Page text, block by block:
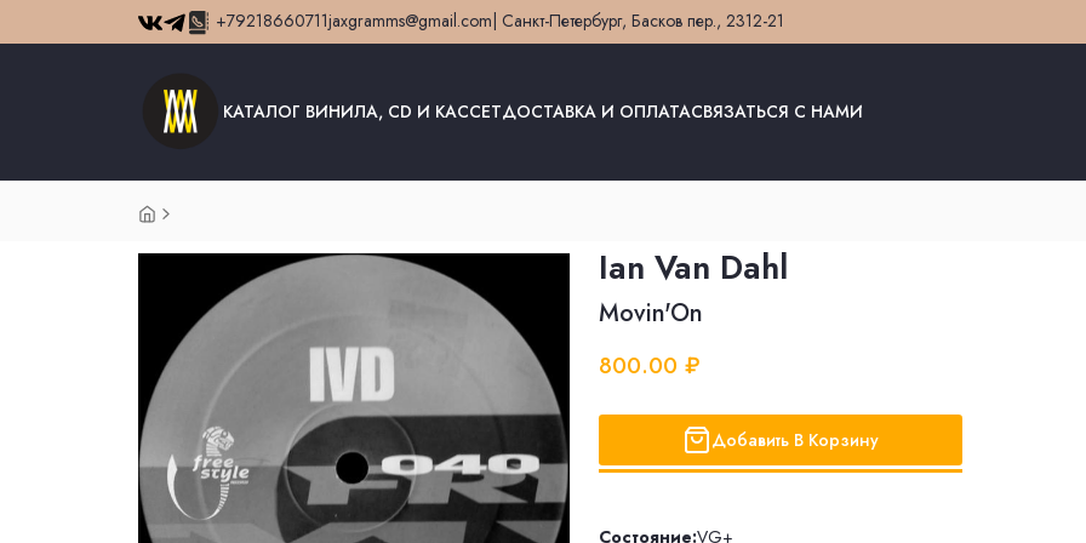
+79218660711jaxgramms@gmail.com | Санкт-Петербург, Басков пер., 2312-21
КАТАЛОГ ВИНИЛА, CD И КАССЕТДОСТАВКА И ОПЛАТАСВЯЗАТЬСЯ С НАМИ
Ian Van Dahl
Movin'On
800.00 ₽
Добавить В Корзину
Состояние:VG+